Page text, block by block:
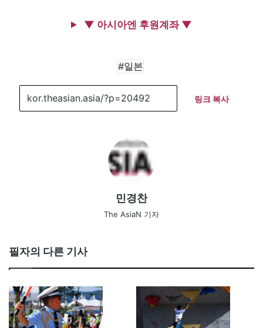
▼ 아시아엔 후원계좌 ▼
일본
링크 복사
민경찬
The AsiaN 기자
필자의 다른 기사